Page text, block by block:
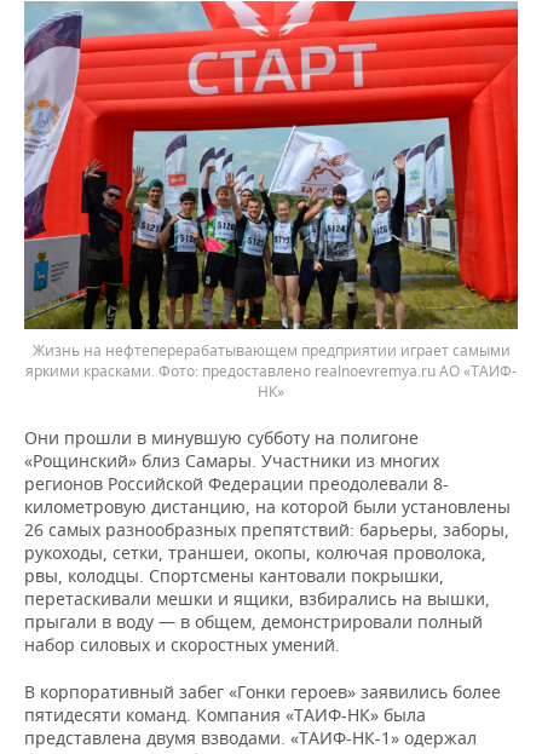
Жизнь на нефтеперерабатывающем предприятии играет самыми
яркими красками. Фото: предоставлено realnoevremya.ru АО «ТАИФ-
НК»
Они прошли в минувшую субботу на полигоне
«Рощинский» близ Самары. Участники из многих
регионов Российской Федерации преодолевали 8-
километровую дистанцию, на которой были установлены
26 самых разнообразных препятствий: барьеры, заборы,
рукоходы, сетки, траншеи, окопы, колючая проволока,
рвы, колодцы. Спортсмены кантовали покрышки,
перетаскивали мешки и ящики, взбирались на вышки,
прыгали в воду — в общем, демонстрировали полный
набор силовых и скоростных умений.
В корпоративный забег «Гонки героев» заявились более
пятидесяти команд. Компания «ТАИФ-НК» была
представлена двумя взводами. «ТАИФ-НК-1» одержал